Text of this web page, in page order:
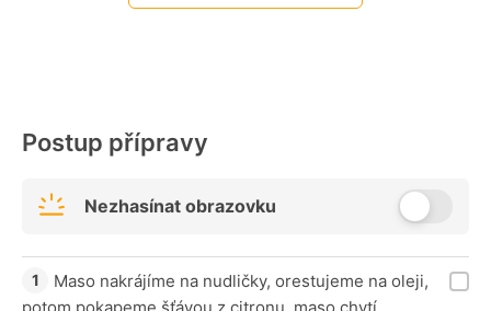
Postup přípravy
Nezhasínat obrazovku
Maso nakrájíme na nudličky, orestujeme na oleji,